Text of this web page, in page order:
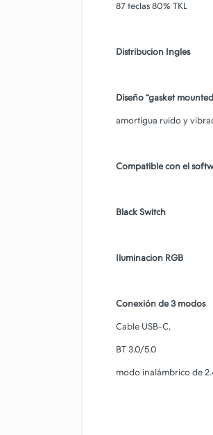
87 teclas 80% TKL
Distribucion Ingles
Diseño “gasket
amortigua ruido y
Compatible con el
Black Switch
Iluminacion RGB
Conexión de 3 modos
Cable USB-C,
BT 3.0/5.0
modo inalámbrico de